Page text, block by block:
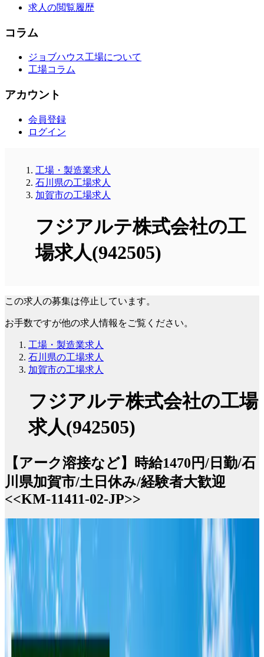
求人の閲覧履歴
コラム
ジョブハウス工場について
工場コラム
アカウント
会員登録
ログイン
工場・製造業求人
石川県の工場求人
加賀市の工場求人
フジアルテ株式会社の工
場求人(942505)
この求人の募集は停止しています。
お手数ですが他の求人情報をご覧ください。
工場・製造業求人
石川県の工場求人
加賀市の工場求人
フジアルテ株式会社の工場
求人(942505)
【アーク溶接など】時給1470円/日勤/石
川県加賀市/土日休み/経験者大歓迎
<<KM-11411-02-JP>>